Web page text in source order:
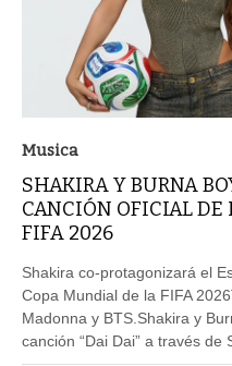
Musica
SHAKIRA Y BURNA
CANCIÓN OFICIAL DE
FIFA 2026
Shakira co-protagonizará el
Copa Mundial de la FIFA
Madonna y BTS.Shakira y
canción “Dai Dai” a través de